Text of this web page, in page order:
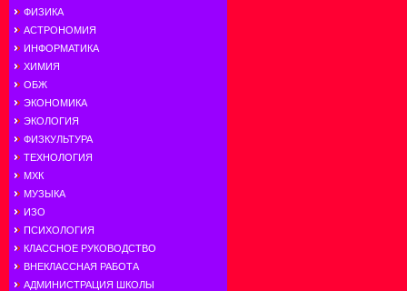
ФИЗИКА
АСТРОНОМИЯ
ИНФОРМАТИКА
ХИМИЯ
ОБЖ
ЭКОНОМИКА
ЭКОЛОГИЯ
ФИЗКУЛЬТУРА
ТЕХНОЛОГИЯ
МХК
МУЗЫКА
ИЗО
ПСИХОЛОГИЯ
КЛАССНОЕ РУКОВОДСТВО
ВНЕКЛАССНАЯ РАБОТА
АДМИНИСТРАЦИЯ ШКОЛЫ